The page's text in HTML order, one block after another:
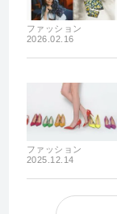
ファッション
2026.02.16
ファッション
2025.12.14